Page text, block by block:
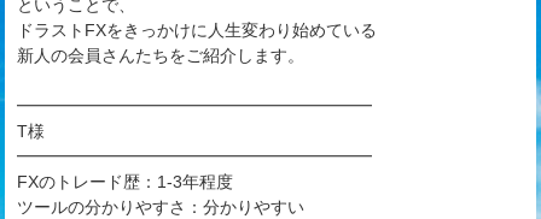
ということで、
ドラストFXをきっかけに人生変わり始めている
新人の会員さんたちをご紹介します。
━━━━━━━━━━━━━━━━━━━━━
T様
━━━━━━━━━━━━━━━━━━━━━
FXのトレード歴：1-3年程度
ツールの分かりやすさ：分かりやすい